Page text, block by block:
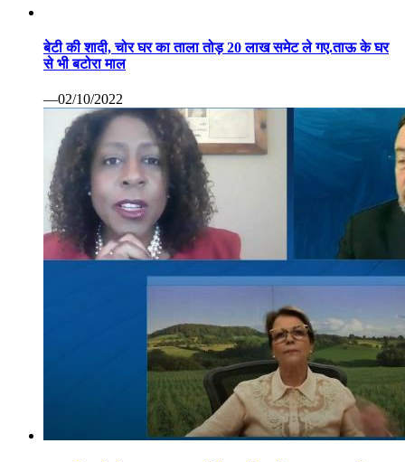
बेटी की शादी, चोर घर का ताला तोड़ 20 लाख समेट ले गए.ताऊ के घर
से भी बटोरा माल
—02/10/2022